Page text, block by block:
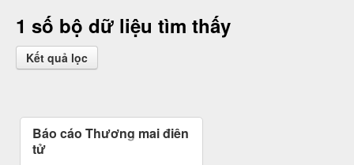
1 số bộ dữ liệu tìm thấy
Kết quả lọc
Báo cáo Thương mại điện
tử